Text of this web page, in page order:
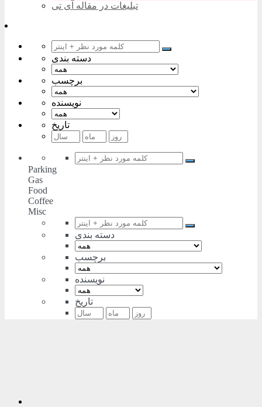
تبلیغات در مقاله آی تی
دسته بندی
برچسب
نویسنده
تاریخ
Parking
Gas
Food
Coffee
Misc
دسته بندی
برچسب
نویسنده
تاریخ